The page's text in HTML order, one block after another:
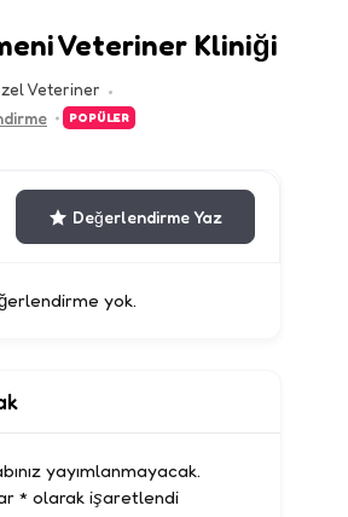
Veteriner Kliniği
Veteriner
POPÜLER
Değerlendirme Yaz
yok.
yayımlanmayacak.
* olarak işaretlendi